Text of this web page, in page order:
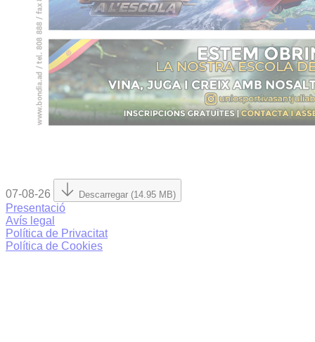
07-08-26 Descarregar (14.95 MB)
Presentació
Avís legal
Política de Privacitat
Política de Cookies